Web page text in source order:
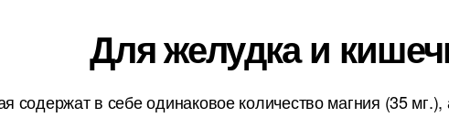
Для желудка и
содержат в себе одинаковое количество магния (35